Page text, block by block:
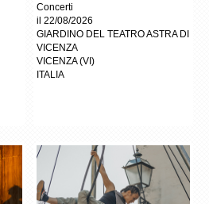
Concerti
il 22/08/2026
GIARDINO DEL TEATRO ASTRA DI
VICENZA
VICENZA(VI)
ITALIA